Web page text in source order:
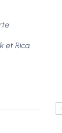
et Rica.